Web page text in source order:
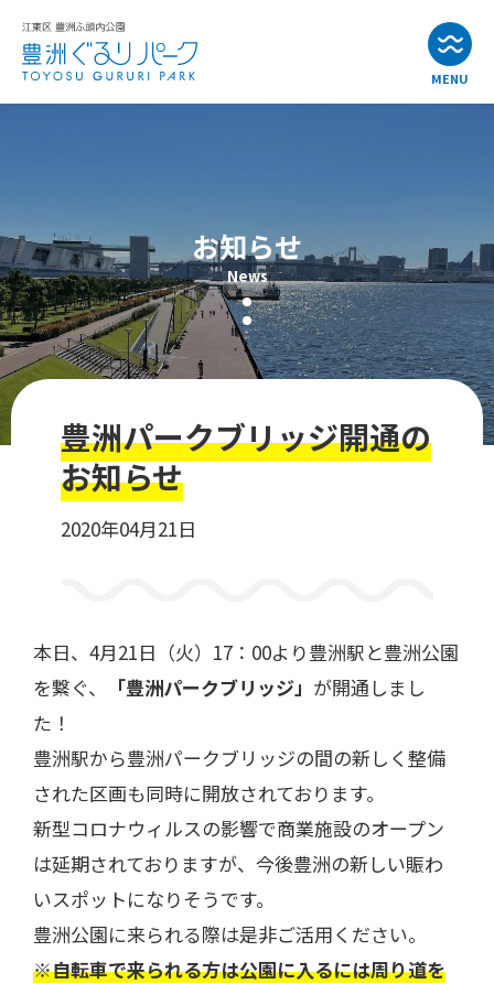
MENU
公園・施設紹介
アクセス
お問い合わせ
催しものやロケなどの業務利用をお考えの方
お知らせ
News
豊洲パークブリッジ開通の
お知らせ
2020年04月21日
本日、4月21日（火）17：00より豊洲駅と豊洲公園
を繋ぐ、
「豊洲パークブリッジ」 が開通しまし
た！
豊洲駅から豊洲パークブリッジの間の新しく整備
された区画も同時に開放されております。
新型コロナウィルスの影響で商業施設のオープン
は延期されておりますが、今後豊洲の新しい賑わ
いスポットになりそうです。
豊洲公園に来られる際は是非ご活用ください。
※自転車で来られる方は公園に入るには周り道を